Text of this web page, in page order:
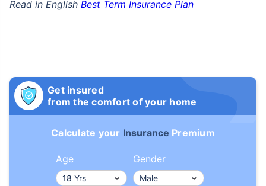
Read in English Best Term Insurance Plan
Get insured
from the comfort of your home
Calculate your Insurance Premium
Age Gender